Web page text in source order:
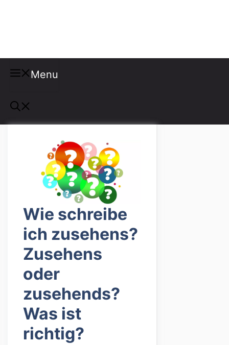
Menu
Wie schreibe
ich zusehens?
Zusehens
oder
zusehends?
Was ist
richtig?